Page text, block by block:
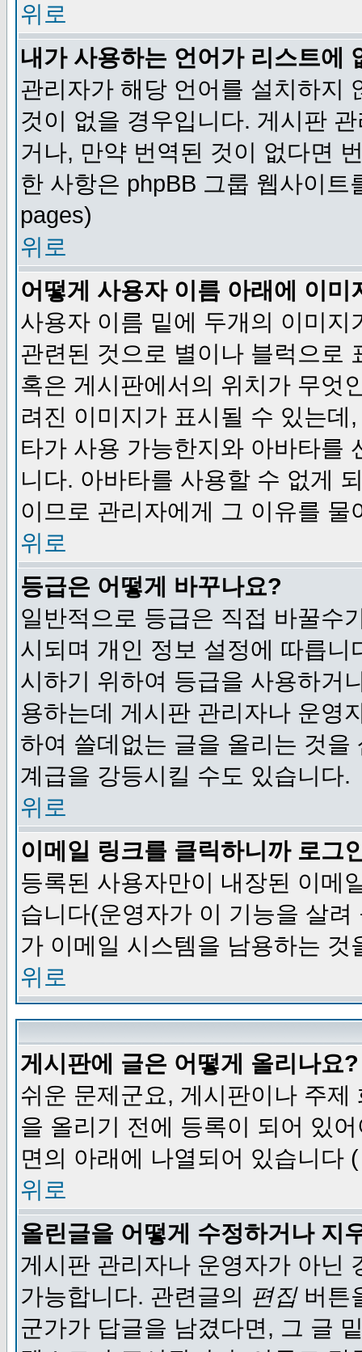
위로
내가 사용하는 언어가 리스트에
관리자가 해당 언어를 설치하지
것이 없을 경우입니다. 게시판
거나, 만약 번역된 것이 없다면
한 사항은 phpBB 그룹 웹사이
pages)
위로
어떻게 사용자 이름 아래에 이미
사용자 이름 밑에 두개의 이미
관련된 것으로 별이나 블럭으로
혹은 게시판에서의 위치가 무엇
려진 이미지가 표시될 수 있는
타가 사용 가능한지와 아바타를
니다. 아바타를 사용할 수 없게
이므로 관리자에게 그 이유를 물
위로
등급은 어떻게 바꾸나요?
일반적으로 등급은 직접 바꿀수
시되며 개인 정보 설정에 따릅
시하기 위하여 등급을 사용하거
용하는데 게시판 관리자나 운영
하여 쓸데없는 글을 올리는 것
계급을 강등시킬 수도 있습니다.
위로
이메일 링크를 클릭하니까 로그
등록된 사용자만이 내장된 이메
습니다(운영자가 이 기능을 살
가 이메일 시스템을 남용하는 것
위로
게시판에 글은 어떻게 올리나요?
쉬운 문제군요, 게시판이나 주
을 올리기 전에 등록이 되어 있
면의 아래에 나열되어 있습니다 (
위로
올린글을 어떻게 수정하거나 지
게시판 관리자나 운영자가 아닌
가능합니다. 관련글의 편집버튼
군가가 답글을 남겼다면, 그 글